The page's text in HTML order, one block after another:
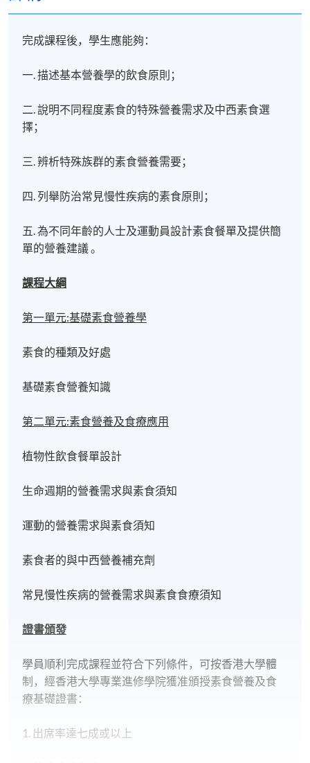
完成課程後，學生應能夠：
一. 描述基本營養學的飲食原則；
二. 說明不同程度素食的特殊營養需求及中西素食選
擇；
三. 辨析特殊族群的素食營養需要；
四. 列舉防治常見慢性疾病的素食原則；
五. 為不同年齡的人士及運動員設計素食餐單及提供簡
單的營養建議 。
課程大綱
第一單元:基礎素食營養學
素食的種類及好處
基礎素食營養知識
第二單元:素食營養及食療應用
植物性飲食餐單設計
生命週期的營養需求與素食須知
運動的營養需求與素食須知
素食者的與中西營養補充劑
常見慢性疾病的營養需求與素食食療須知
證書頒發
學員順利完成課程並符合下列條件，可按香港大學體
制，經香港大學專業進修學院獲准頒授素食營養及食
療基礎證書：
1. 出席率達七成或以上